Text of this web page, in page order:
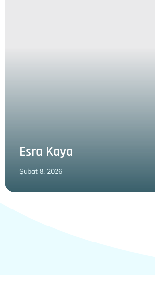
Esra Kaya
Şubat 8, 2026